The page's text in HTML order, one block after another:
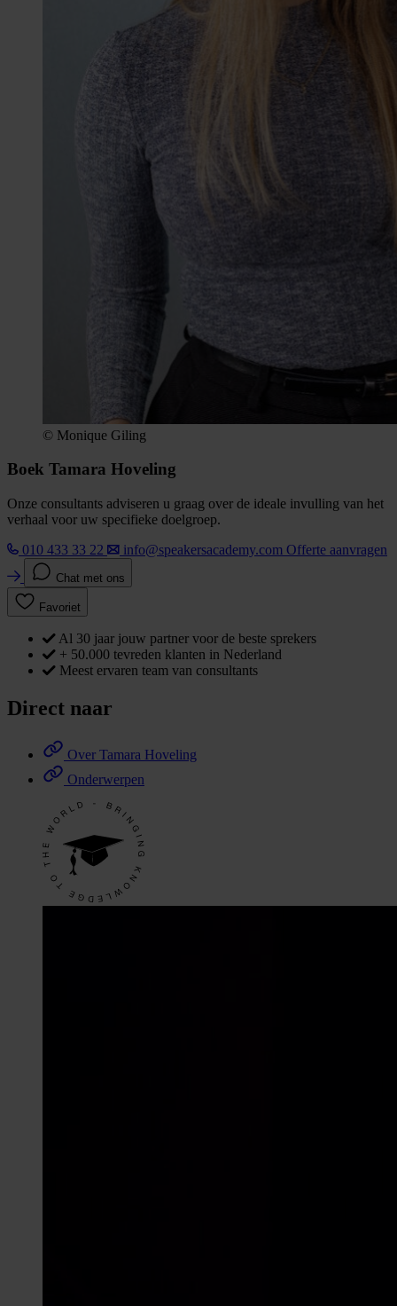
© Monique Giling
Boek Tamara Hoveling
Onze consultants adviseren u graag over de ideale invulling van het
verhaal voor uw specifieke doelgroep.
010 433 33 22
info@speakersacademy.com Offerte aanvragen
Chat met ons
Favoriet
Al 30 jaar jouw partner voor de beste sprekers
+ 50.000 tevreden klanten in Nederland
Meest ervaren team van consultants
Direct naar
Over Tamara Hoveling
Onderwerpen